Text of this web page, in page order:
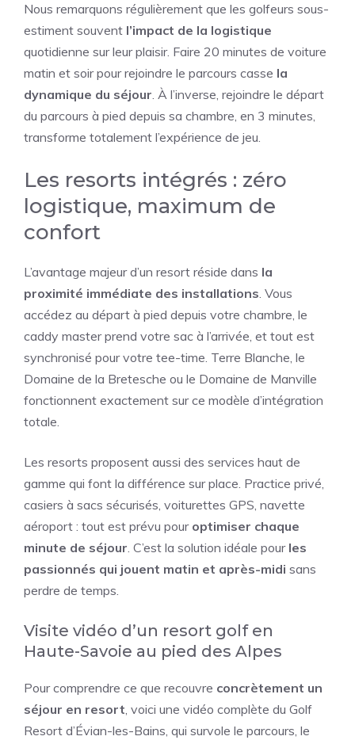
Nous remarquons régulièrement que les golfeurs sous-
estiment souvent l’impact de la logistique
quotidienne sur leur plaisir. Faire 20 minutes de voiture
matin et soir pour rejoindre le parcours casse la
dynamique du séjour. À l’inverse, rejoindre le départ
du parcours à pied depuis sa chambre, en 3 minutes,
transforme totalement l’expérience de jeu.
Les resorts intégrés : zéro
logistique, maximum de
confort
L’avantage majeur d’un resort réside dans la
proximité immédiate des installations. Vous
accédez au départ à pied depuis votre chambre, le
caddy master prend votre sac à l’arrivée, et tout est
synchronisé pour votre tee-time. Terre Blanche, le
Domaine de la Bretesche ou le Domaine de Manville
fonctionnent exactement sur ce modèle d’intégration
totale.
Les resorts proposent aussi des services haut de
gamme qui font la différence sur place. Practice privé,
casiers à sacs sécurisés, voiturettes GPS, navette
aéroport : tout est prévu pour optimiser chaque
minute de séjour. C’est la solution idéale pour les
passionnés qui jouent matin et après-midi sans
perdre de temps.
Visite vidéo d’un resort golf en
Haute-Savoie au pied des Alpes
Pour comprendre ce que recouvre concrètement un
séjour en resort, voici une vidéo complète du Golf
Resort d’Évian-les-Bains, qui survole le parcours, le